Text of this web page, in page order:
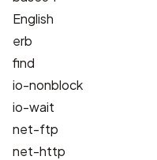
English
erb
find
io-nonblock
io-wait
net-ftp
net-http